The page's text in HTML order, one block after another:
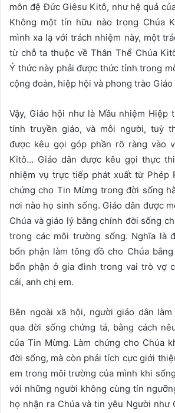
môn đệ Đức Giêsu Kitô, như hệ quả
Không một tín hữu nào trong Chúa
mình xa lạ với trách nhiệm này, một
từ chỗ ta thuộc về Thân Thể Chúa
Ý thức này phải được thức tỉnh trong
cộng đoàn, hiệp hội và phong trào Giáo
Vậy, Giáo hội như là Mầu nhiệm Hiệp
tính truyền giáo, và mỗi người, tuỳ
được kêu gọi góp phần rõ ràng vào
Kitô… Giáo dân được kêu gọi thực
nhiệm vụ trực tiếp phát xuất từ Phép
chứng cho Tin Mừng trong đời sống
nơi nào họ sinh sống. Giáo dân được
Chúa và giáo lý bằng chính đời sống
trong các môi trường sống. Nghĩa là
bổn phận làm tông đồ cho Chúa
bổn phận ở gia đình trong vai trò vợ
cái, anh chị em.
Bên ngoài xã hội, người giáo dân
qua đời sống chứng tá, bằng cách
của Tin Mừng. Làm chứng cho Chúa
đời sống, mà còn phải tích cực giới
em trong môi trường của mình khi
với những người không cùng tín
họ nhận ra Chúa và tin yêu Người như